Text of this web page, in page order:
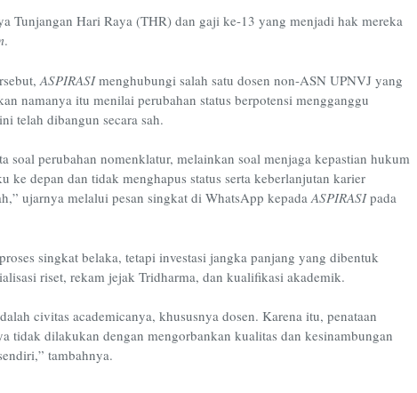
Tunjangan Hari Raya (THR) dan gaji ke-13 yang menjadi hak mereka
.
ASPIRASImenghubungi salah satu dosen non-ASN UPNVJ yang
namanya itu menilai perubahan status berpotensi mengganggu
telah dibangun secara sah.
soal perubahan nomenklatur, melainkan soal menjaga kepastian hukum
ke depan dan tidak menghapus status serta keberlanjutan karier
ujarnya melalui pesan singkat di WhatsApp kepadaASPIRASIpada
singkat belaka, tetapi investasi jangka panjang yang dibentuk
riset, rekam jejak Tridharma, dan kualifikasi akademik.
civitas academicanya, khususnya dosen. Karena itu, penataan
tidak dilakukan dengan mengorbankan kualitas dan kesinambungan
tambahnya.